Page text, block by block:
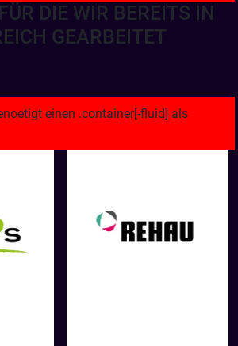
DIE WIR BEREITS IN
GEARBEITET